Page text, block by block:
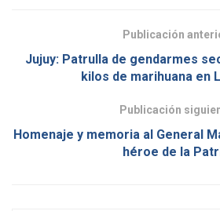
Publicación
Jujuy: Patrulla de gendarmes
kilos de marihuana en
Publicación
Homenaje y memoria al General
héroe de la